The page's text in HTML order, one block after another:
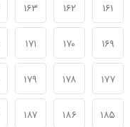
۱۶۱ ۱۶۲ ۱۶۳
۱۶۹ ۱۷۰ ۱۷۱
۱۷۷ ۱۷۸ ۱۷۹
۱۸۵ ۱۸۶ ۱۸۷